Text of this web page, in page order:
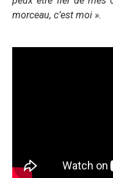
morceau, c’est moi ».